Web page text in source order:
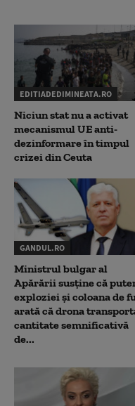
EDITIADEDIMINEATA.RO
Niciun stat nu a activat
mecanismul UE anti-
dezinformare în timpul
crizei din Ceuta
GANDUL.RO
Ministrul bulgar al
Apărării susține că
exploziei și coloana de
arată că drona
cantitate semnificativă
de...